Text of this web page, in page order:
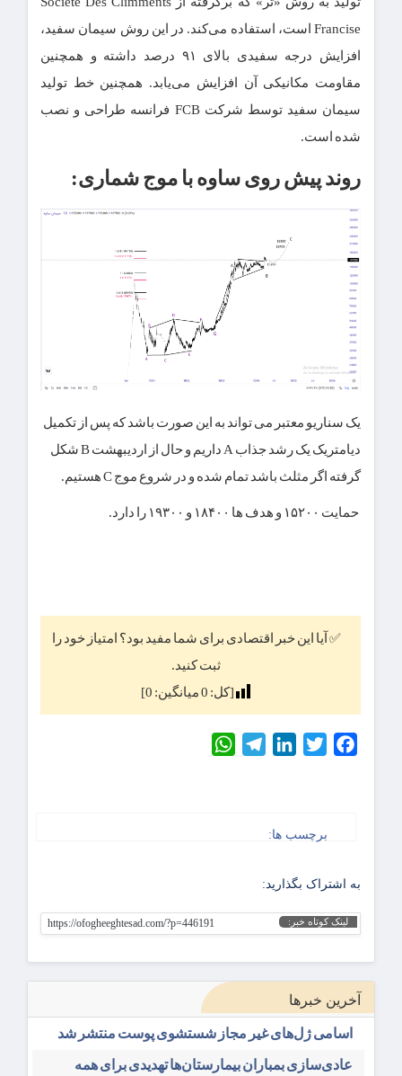
Francise است، استفاده می‌کند. در این روش سیمان سفید،
افزایش درجه سفیدی بالای ۹۱ درصد داشته و همچنین
مقاومت مکانیکی آن افزایش می‌یابد. همچنین خط تولید
سیمان سفید توسط شرکت FCB فرانسه طراحی و نصب
شده است.
روند پیش روی ساوه با موج شماری:
یک سناریو معتبر می تواند به این صورت باشد که پس از تکمیل
دیامتریک یک رشد جذاب A داریم و حال از اردیبهشت B شکل
گرفته اگر مثلث باشد تمام شده و در شروع موج C هستیم.
حمایت ۱۵۲۰۰ و هدف ها ۱۸۴۰۰ و ۱۹۳۰۰ را دارد.
✅ آیا این خبر اقتصادی برای شما مفید بود؟ امتیاز خود را
ثبت کنید.
[کل: 0میانگین: 0
]
Facebook
Twitter
LinkedIn
Telegram
برچسب ها:
به اشتراک بگذارید:
لینک کوتاه خبر: https://ofogheeghtesad.com/?p=446191
آخرین خبرها
اسامی ژل‌های غیر مجاز شستشوی پوست منتشر شد
عادی‌سازی بمباران بیمارستان‌ها تهدیدی برای همه